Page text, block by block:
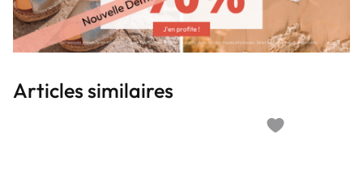
Articles similaires